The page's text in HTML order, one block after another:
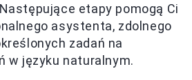
etapy pomogą Ci
asystenta, zdolnego
zadań na
w języku naturalnym.